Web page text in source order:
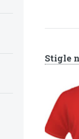
Stigle